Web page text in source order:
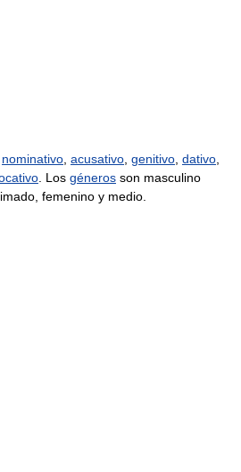
nominativo acusativo genitivo dativo
. Los géneros son masculino
femenino y medio.